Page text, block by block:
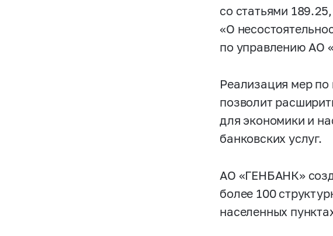
со статьями
«О
по управлению АО
Реализация мер
позволит
для экономики и
банковских услуг.
АО «ГЕНБАНК»
более 100
населенных